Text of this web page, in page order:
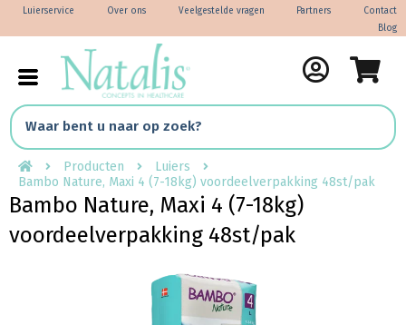
Contact
Partners
Veelgestelde vragen
Over ons
Luierservice
Blog
Producten
Luiers
Bambo Nature, Maxi 4 (7-18kg) voordeelverpakking 48st/pak
Bambo Nature, Maxi 4 (7-18kg)
voordeelverpakking 48st/pak